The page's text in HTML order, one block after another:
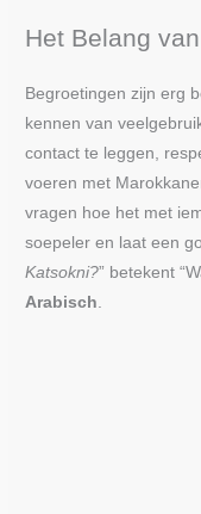
Het Belang
Begroetingen zijn erg
kennen van
contact te leggen,
voeren met
vragen hoe het met
soepeler en laat een
Katsokni?” betekent
Arabisch.